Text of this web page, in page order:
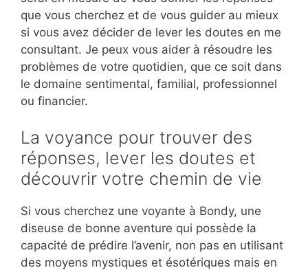
que vous cherchez et de vous guider au mieux
si vous avez décider de lever les doutes en me
consultant. Je peux vous aider à résoudre les
problèmes de votre quotidien, que ce soit dans
le domaine sentimental, familial, professionnel
ou financier.
La voyance pour trouver des
réponses, lever les doutes et
découvrir votre chemin de vie
Si vous cherchez une voyante à Bondy, une
diseuse de bonne aventure qui possède la
capacité de prédire l’avenir, non pas en utilisant
des moyens mystiques et ésotériques mais en